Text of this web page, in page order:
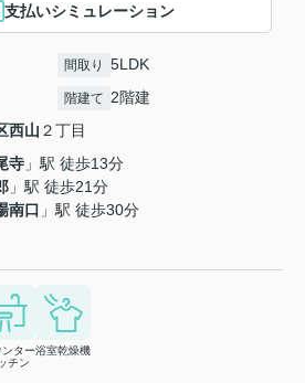
支払いシミュレーション
間取り 5LDK
階建て 2階建
西山 ２丁目
寺 」駅 徒歩13分
」駅 徒歩21分
南口 」駅 徒歩30分
ンター
チン
浴室乾燥機